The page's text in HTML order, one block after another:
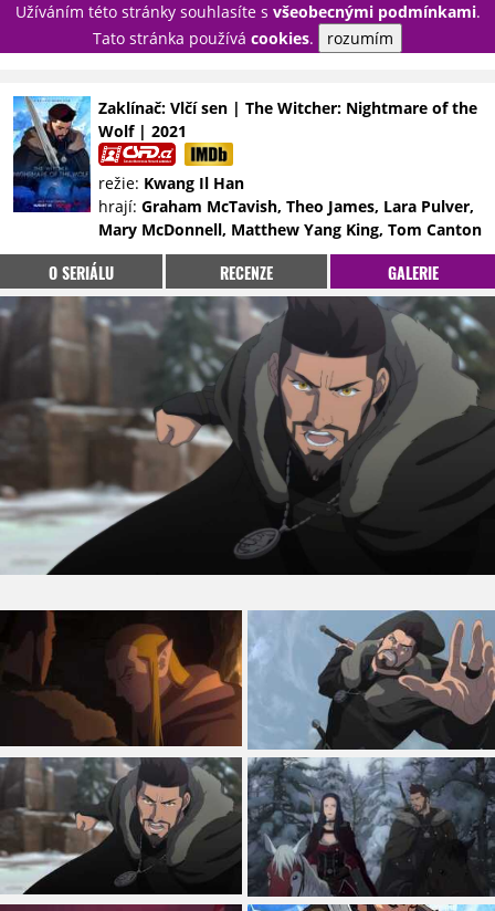
Užíváním této stránky souhlasíte s všeobecnými podmínkami.
Tato stránka používá cookies. rozumím
PŘIHLÁSIT
NOVINKY
TÉMATA
RECENZE
EPIZODY
KULT
TRAILERY
GALERIE
DISKUZE
STATISTIKY
TIRÁŽ
Zaklínač: Vlčí sen | The Witcher: Nightmare of the
Wolf | 2021
režie: Kwang Il Han
hrají: Graham McTavish, Theo James, Lara Pulver,
Mary McDonnell, Matthew Yang King, Tom Canton
O SERIÁLU RECENZE GALERIE